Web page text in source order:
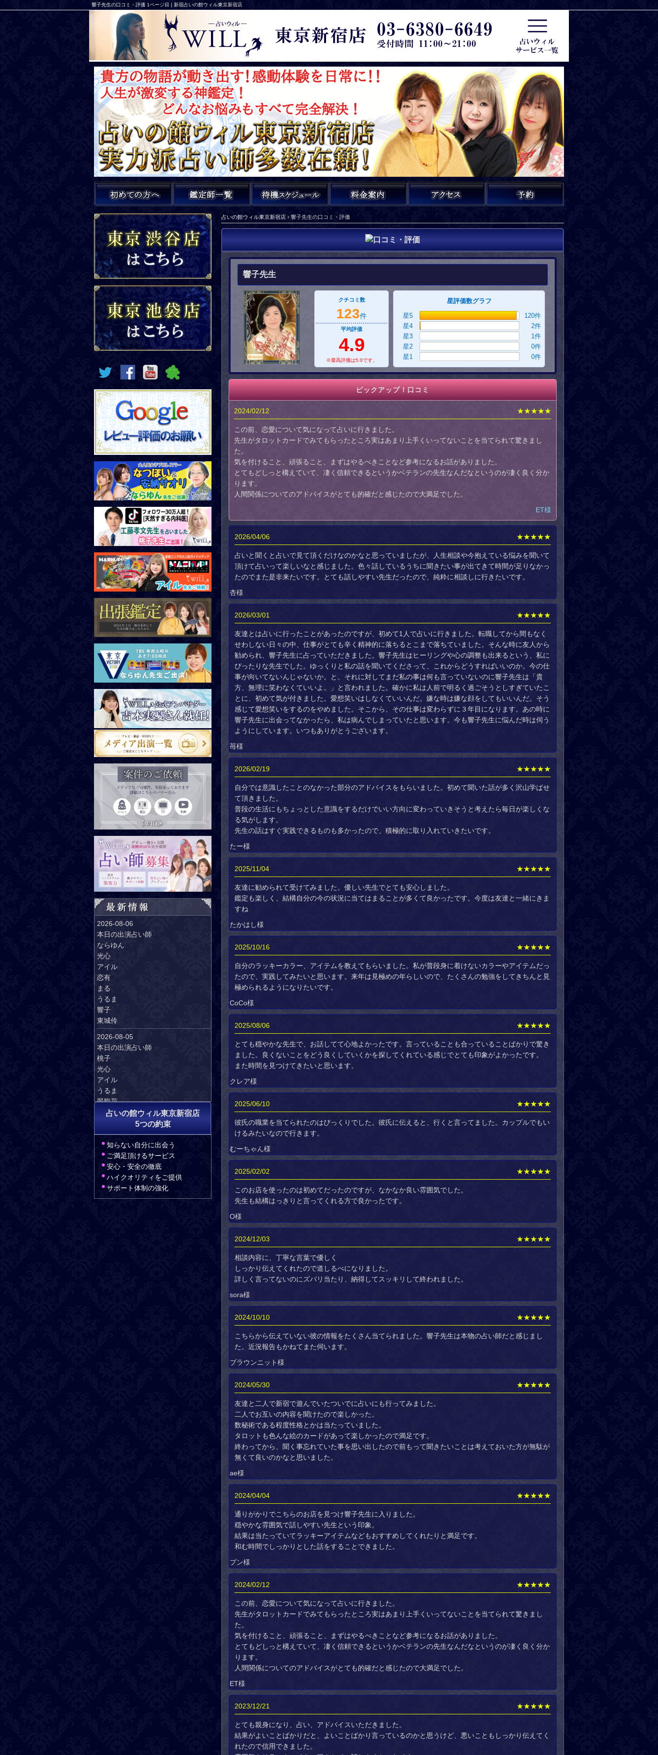
響子先生の口コミ・評価 1ページ目 | 新宿占いの館ウィル東京新宿店
占いの館ウィル東京新宿店 › 響子先生の口コミ・評価
響子先生
クチコミ数
123件
平均評価
4.9
※最高評価は5.0です。
星評価数グラフ
星5
120件
星4
2件
星3
1件
星2
0件
星1
0件
ピックアップ！口コミ
2024/02/12 ★★★★★
この前、恋愛について気になって占いに行きました。
先生がタロットカードでみてもらったところ実はあまり上手くいってないことを当てられて驚きまし
た。
気を付けること、頑張ること、まずはやるべきことなど参考になるお話がありました。
とてもどしっと構えていて、凄く信頼できるというかベテランの先生なんだなというのが凄く良く分か
ります。
人間関係についてのアドバイスがとても的確だと感じたので大満足でした。
ET様
2026/04/06 ★★★★★
占いと聞くと占いで見て頂くだけなのかなと思っていましたが、人生相談や今抱えている悩みを聞いて
頂けて占いって楽しいなと感じました。色々話しているうちに聞きたい事が出てきて時間が足りなかっ
たのでまた是非来たいです。とても話しやすい先生だったので、純粋に相談しに行きたいです。
杏様
2026/03/01 ★★★★★
友達とは占いに行ったことがあったのですが、初めて1人で占いに行きました。転職してから間もなく
せわしない日々の中、仕事がとても辛く精神的に落ちるとこまで落ちていました。そんな時に友人から
勧められ、響子先生に占っていただきました。響子先生はヒーリングや心の調整も出来るという、私に
ぴったりな先生でした。ゆっくりと私の話を聞いてくださって、これからどうすればいいのか。今の仕
事が向いてないんじゃないか。と、それに対してまだ私の事は何も言っていないのに響子先生は「貴
方、無理に笑わなくていいよ。」と言われました。確かに私は人前で明るく過ごそうとしすぎていたこ
とに、初めて気が付きました。愛想笑いはしなくていいんだ。嫌な時は嫌な顔をしてもいいんだ。そう
感じて愛想笑いをするのをやめました。そこから、その仕事は変わらずに３年目になります。あの時に
響子先生に出会ってなかったら、私は病んでしまっていたと思います。今も響子先生に悩んだ時は伺う
ようにしています。いつもありがとうございます。
苺様
2026/02/19 ★★★★★
自分では意識したことのなかった部分のアドバイスをもらいました。初めて聞いた話が多く沢山学ばせ
て頂きました。
普段の生活にもちょっとした意識をするだけでいい方向に変わっていきそうと考えたら毎日が楽しくな
る気がします。
先生の話はすぐ実践できるものも多かったので、積極的に取り入れていきたいです。
たー様
2025/11/04 ★★★★★
友達に勧められて受けてみました。優しい先生でとても安心しました。
鑑定も楽しく、結構自分の今の状況に当てはまることが多くて良かったです。今度は友達と一緒にきま
すね
たかはし様
2025/10/16 ★★★★★
自分のラッキーカラー、アイテムを教えてもらいました。私が普段身に着けないカラーやアイテムだっ
たので、実践してみたいと思います。来年は見極めの年らしいので、たくさんの勉強をしてきちんと見
極められるようになりたいです。
CoCo様
2025/08/06 ★★★★★
とても穏やかな先生で、お話してて心地よかったです。言っていることも合っていることばかりで驚き
ました。良くないことをどう良くしていくかを探してくれている感じでとても印象がよかったです。
また時間を見つけてきたいと思います。
クレア様
2025/06/10 ★★★★★
彼氏の職業を当てられたのはびっくりでした。彼氏に伝えると、行くと言ってました。カップルでもい
けるみたいなので行きます。
むーちゃん様
2025/02/02 ★★★★★
このお店を使ったのは初めてだったのですが、なかなか良い雰囲気でした。
先生も結構はっきりと言ってくれる方で良かったです。
O様
2024/12/03 ★★★★★
相談内容に、丁寧な言葉で優しく
しっかり伝えてくれたので道しるべになりました。
詳しく言ってないのにズバリ当たり、納得してスッキリして終われました。
sora様
2024/10/10 ★★★★★
こちらから伝えていない彼の情報をたくさん当てられました。響子先生は本物の占い師だと感じまし
た。近況報告もかねてまた伺います。
ブラウンニット様
2024/05/30 ★★★★★
友達と二人で新宿で遊んでいたついでに占いにも行ってみました。
二人でお互いの内容を聞けたので楽しかった。
数秘術である程度性格とかは当たっていました。
タロットも色んな絵のカードがあって楽しかったので満足です。
終わってから、聞く事忘れていた事を思い出したので前もって聞きたいことは考えておいた方が無駄が
無くて良いのかなと思いました。
ae様
2024/04/04 ★★★★★
通りがかりでこちらのお店を見つけ響子先生に入りました。
穏やかな雰囲気で話しやすい先生という印象。
結果は当たっていてラッキーアイテムなどもおすすめしてくれたりと満足です。
和む時間でしっかりとした話をすることできました。
プン様
2024/02/12 ★★★★★
この前、恋愛について気になって占いに行きました。
先生がタロットカードでみてもらったところ実はあまり上手くいってないことを当てられて驚きまし
た。
気を付けること、頑張ること、まずはやるべきことなど参考になるお話がありました。
とてもどしっと構えていて、凄く信頼できるというかベテランの先生なんだなというのが凄く良く分か
ります。
人間関係についてのアドバイスがとても的確だと感じたので大満足でした。
ET様
2023/12/21 ★★★★★
とても親身になり、占い、アドバイスいただきました。
結果がよいことばかりだと、よいことばかり言っているのかと思うけど、悪いこともしっかり伝えてく
れたので信用できました。
2026-08-06
本日の出演占い師
ならゆん
光心
アイル
恋有
まる
うるま
響子
東城伶
2026-08-05
本日の出演占い師
桃子
光心
アイル
うるま
翠龍花
ラビ
桃子
光心
悠羽那
恋有
2026-08-03
占いの館ウィル東京新宿店
5つの約束
知らない自分に出会う
ご満足頂けるサービス
安心・安全の徹底
ハイクオリティをご提供
サポート体制の強化